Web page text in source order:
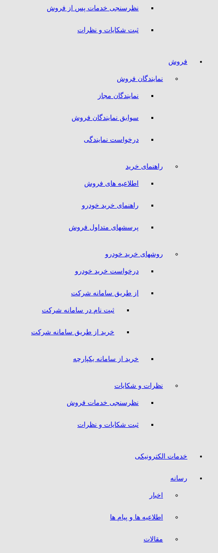
نظرسنجی خدمات پس از فروش
ثبت شکایات و نظرات
فروش
نمایندگان فروش
نمایندگان مجاز
سوابق نمایندگان فروش
درخواست نمایندگی
راهنمای خرید
اطلاعیه های فروش
راهنمای خرید خودرو
پرسشهای متداول فروش
روشهای خرید خودرو
درخواست خرید خودرو
از طریق سامانه شرکت
ثبت نام در سامانه شرکت
خرید از طریق سامانه شرکت
خرید از سامانه یکپارچه
نظرات و شکایات
نظرسنجی خدمات فروش
ثبت شکایات و نظرات
خدمات الکترونیکی
رسانه
اخبار
اطلاعیه ها و پیام ها
مقالات